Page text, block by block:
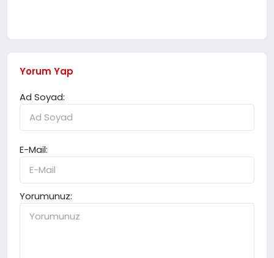
Yorum Yap
Ad Soyad:
E-Mail:
Yorumunuz: